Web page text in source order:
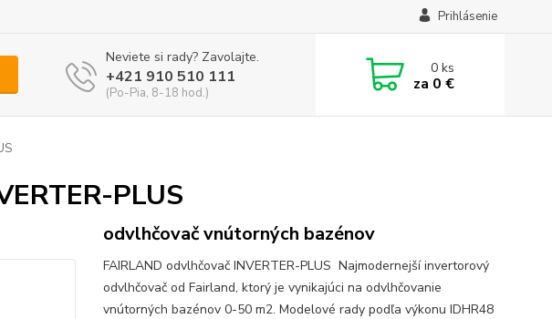
Prihlásenie
Neviete si rady? Zavolajte.
+421 910 510 111
(Po-Pia, 8-18 hod.)
0ks
za 0 €
PLUS
odvlhčovač vnútorných bazénov
FAIRLAND odvlhčovač INVERTER-PLUS Najmodernejší invertorový
odvlhčovač od Fairland, ktorý je vynikajúci na odvlhčovanie
vnútorných bazénov 0-50 m2. Modelové rady podľa výkonu IDHR48